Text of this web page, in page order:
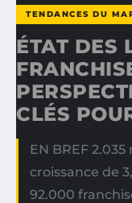
TENDANCES DU
ÉTAT DES
CLÉS
EN BREF
croissance de
92.000